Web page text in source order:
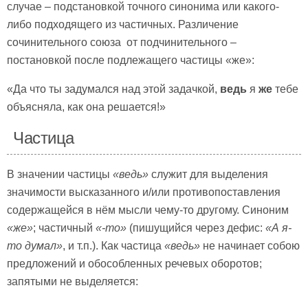
случае – подстановкой точного синонима или какого-
либо подходящего из частичных. Различение
сочинительного союза от подчинительного –
постановкой после подлежащего частицы «же»:
«Да что ты задумался над этой задачкой, ведь я же тебе
объясняла, как она решается!»
Частица
В значении частицы «ведь» служит для выделения
значимости высказанного и/или противопоставления
содержащейся в нём мысли чему-то другому. Синоним
«же»; частичный «-то» (пишущийся через дефис: «А я-
то думал», и т.п.). Как частица «ведь» не начинает собою
предложений и обособленных речевых оборотов;
запятыми не выделяется: